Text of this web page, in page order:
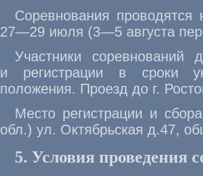
Соревнования
27—29 июля (3—5 августа
Участники
и регистрации в сроки
положения. Проезд до г.
Место регистрации и
обл.) ул. Октябрьская д.47,
5. Условия проведения